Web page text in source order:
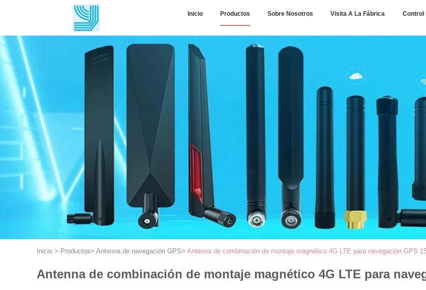
Inicio Productos Sobre Nosotros Visita A La Fábrica Control
Inicio > Productos> Antenna de navegación GPS> Antenna de combinación de montaje magnético 4G LTE para navegación GPS
Antenna de combinación de montaje magnético 4G LTE para